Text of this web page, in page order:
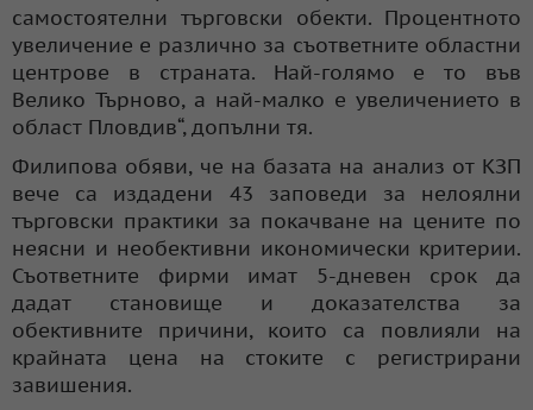
самостоятелни търговски обекти. Процентното
увеличение е различно за съответните областни
центрове в страната. Най-голямо е то във
Велико Търново, а най-малко е увеличението в
област Пловдив“, допълни тя.
Филипова обяви, че на базата на анализ от КЗП
вече са издадени 43 заповеди за нелоялни
търговски практики за покачване на цените по
неясни и необективни икономически критерии.
Съответните фирми имат 5-дневен срок да
дадат становище и доказателства за
обективните причини, които са повлияли на
крайната цена на стоките с регистрирани
завишения.